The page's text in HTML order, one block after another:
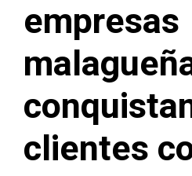
empresas
clientes